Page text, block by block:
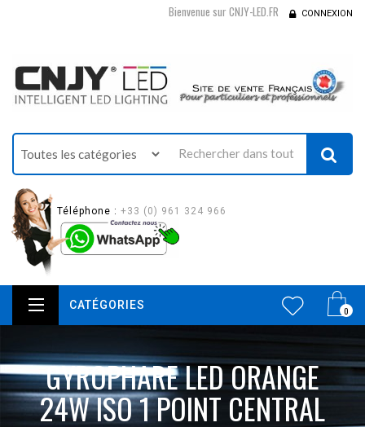
Bienvenue sur CNJY-LED.FR CONNEXION
Téléphone : +33 (0) 961 324 966
0
CATÉGORIES
GYROPHARE LED ORANGE
24W ISO 1 POINT CENTRAL